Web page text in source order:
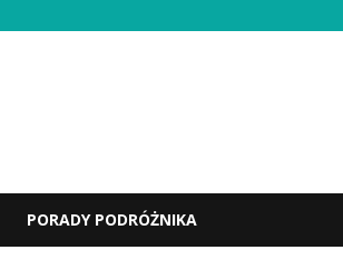
PORADY PODRÓŻNIKA